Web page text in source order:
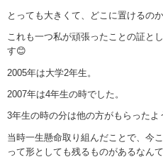
とっても大きくて、どこに置けるの
これも一つ私が頑張ったことの証と
す😊
2005年は大学2年生。
2007年は4年生の時でした。
3年生の時の分は他の方がもらったよ
当時一生懸命取り組んだことで、今
って形としても残るものがあるなん